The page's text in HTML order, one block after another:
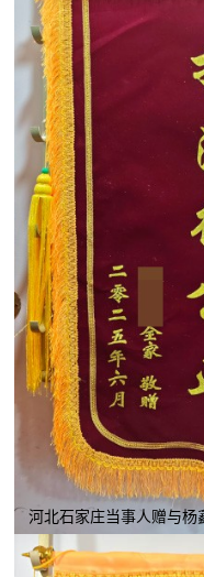
河北石家庄当事人赠与杨